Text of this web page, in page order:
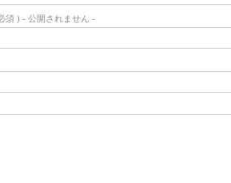
須 ) - 公開されません -